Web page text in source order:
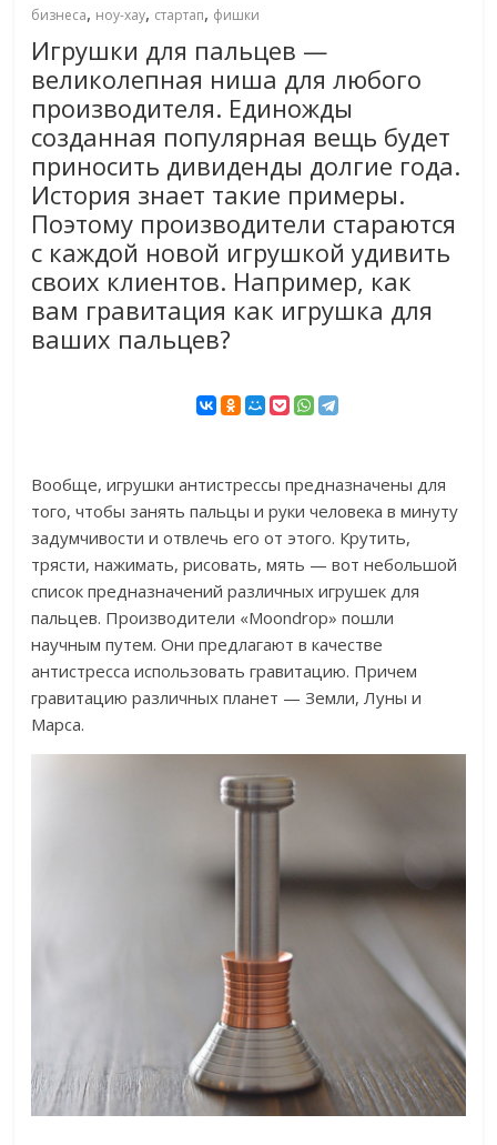
бизнеса, ноу-хау, стартап, фишки
Игрушки для пальцев —
великолепная ниша для любого
производителя. Единожды
созданная популярная вещь будет
приносить дивиденды долгие года.
История знает такие примеры.
Поэтому производители стараются
с каждой новой игрушкой удивить
своих клиентов. Например, как
вам гравитация как игрушка для
ваших пальцев?
Вообще, игрушки антистрессы предназначены для
того, чтобы занять пальцы и руки человека в минуту
задумчивости и отвлечь его от этого. Крутить,
трясти, нажимать, рисовать, мять — вот небольшой
список предназначений различных игрушек для
пальцев. Производители «Moondrop» пошли
научным путем. Они предлагают в качестве
антистресса использовать гравитацию. Причем
гравитацию различных планет — Земли, Луны и
Марса.